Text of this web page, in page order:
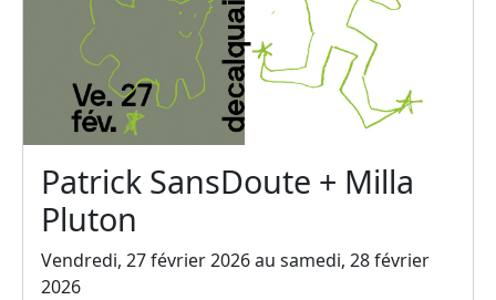
Patrick SansDoute + Milla
Pluton
Vendredi, 27 février 2026 au samedi, 28 février
2026